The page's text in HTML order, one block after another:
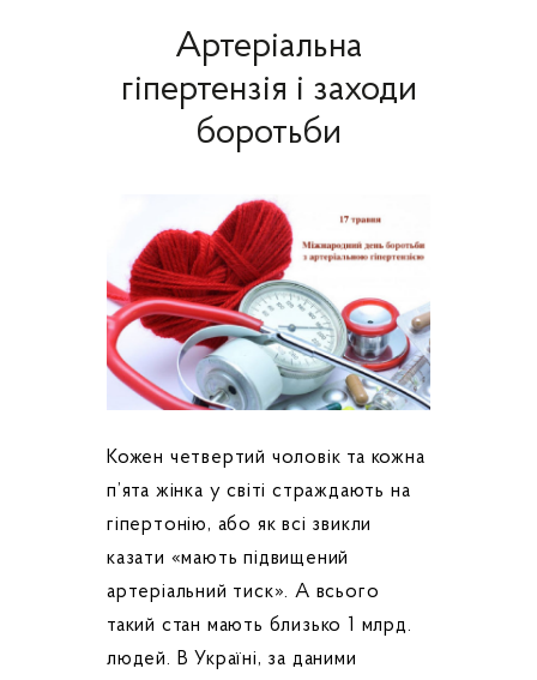
Артеріальна
гіпертензія і заходи
боротьби
Кожен четвертий чоловік та кожна
п’ята жінка у світі страждають на
гіпертонію, або як всі звикли
казати «мають підвищений
артеріальний тиск». А всього
такий стан мають близько 1 млрд.
людей. В Україні, за даними